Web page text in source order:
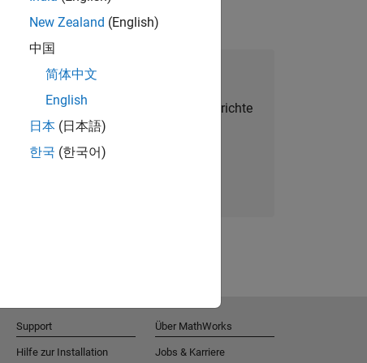
Talent Network beitreten
Sie personalisierte Stellenangebote, Berichte
und Unternehmensneuigkeiten.
New Zealand (English)
中国
简体中文
English
日本 (日本語)
한국 (한국어)
Support
Hilfe zur Installation
Über MathWorks
Jobs & Karriere